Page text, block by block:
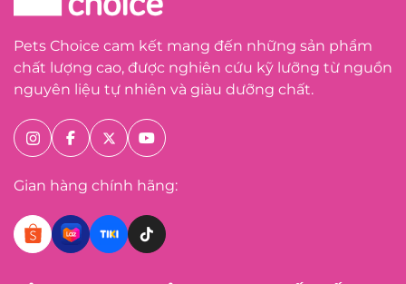
Pets Choice cam kết mang đến những sản phẩm
chất lượng cao, được nghiên cứu kỹ lưỡng từ nguồn
nguyên liệu tự nhiên và giàu dưỡng chất.
Gian hàng chính hãng: